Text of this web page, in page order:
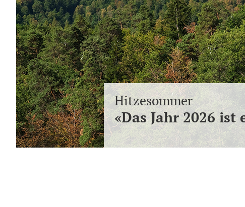
Hitzesommer
«Das Jahr 2026 ist